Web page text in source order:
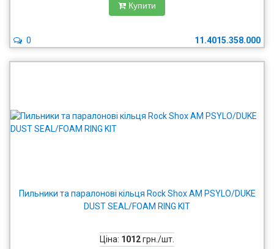
Купити
11.4015.358.000
0
Пильники та паралонові кільця Rock Shox AM PSYLO/DUKE
DUST SEAL/FOAM RING KIT
Ціна: 1012грн./шт.